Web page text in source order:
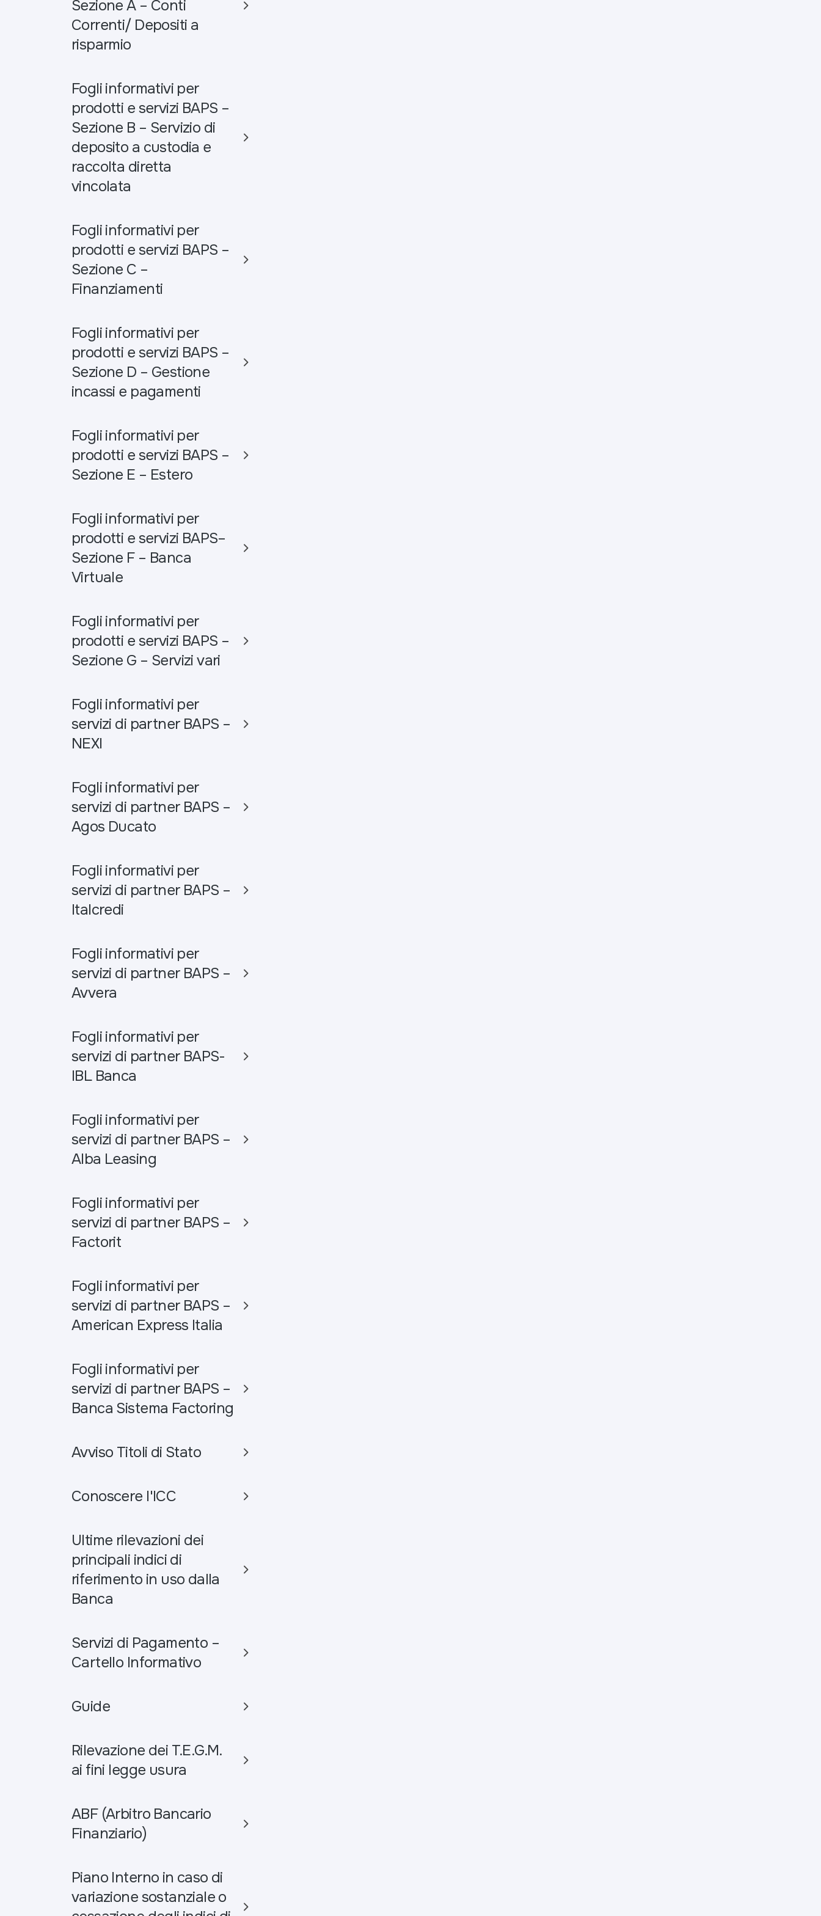
Sezione A – Conti
Correnti/ Depositi a
risparmio
Fogli informativi per
prodotti e servizi BAPS –
Sezione B – Servizio di
deposito a custodia e
raccolta diretta
vincolata
Fogli informativi per
prodotti e servizi BAPS –
Sezione C –
Finanziamenti
Fogli informativi per
prodotti e servizi BAPS –
Sezione D – Gestione
incassi e pagamenti
Fogli informativi per
prodotti e servizi BAPS –
Sezione E – Estero
Fogli informativi per
prodotti e servizi BAPS–
Sezione F – Banca
Virtuale
Fogli informativi per
prodotti e servizi BAPS –
Sezione G – Servizi vari
Fogli informativi per
servizi di partner BAPS –
NEXI
Fogli informativi per
servizi di partner BAPS –
Agos Ducato
Fogli informativi per
servizi di partner BAPS –
Italcredi
Fogli informativi per
servizi di partner BAPS –
Avvera
Fogli informativi per
servizi di partner BAPS-
IBL Banca
Fogli informativi per
servizi di partner BAPS –
Alba Leasing
Fogli informativi per
servizi di partner BAPS –
Factorit
Fogli informativi per
servizi di partner BAPS –
American Express Italia
Fogli informativi per
servizi di partner BAPS –
Banca Sistema Factoring
Avviso Titoli di Stato
Conoscere l'ICC
Ultime rilevazioni dei
principali indici di
riferimento in uso dalla
Banca
Servizi di Pagamento –
Cartello Informativo
Guide
Rilevazione dei T.E.G.M.
ai fini legge usura
ABF (Arbitro Bancario
Finanziario)
Piano Interno in caso di
variazione sostanziale o